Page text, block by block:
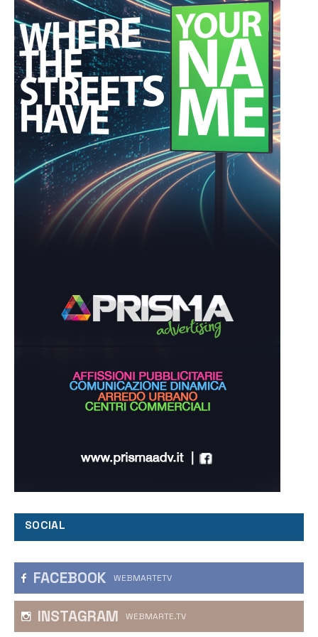
SOCIAL
FACEBOOK WEBMARTETV
INSTAGRAM WEBMARTE.TV